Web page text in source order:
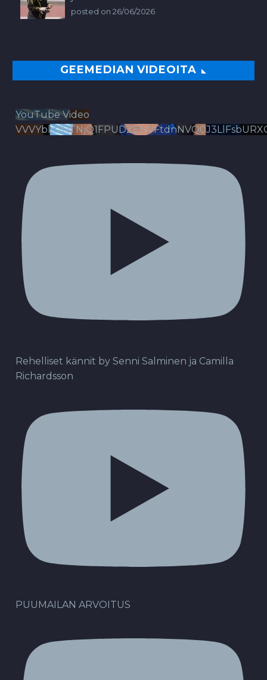
posted on 26/06/2026
GEEMEDIAN VIDEOITA
YouTube Video
Rehelliset kännit by Senni Salminen ja Camilla
Richardsson
PUUMAILAN ARVOITUS